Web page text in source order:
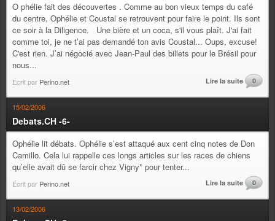
O phélie fait des découvertes . Comme au bon vieux temps du café
du centre, Ophélie et Coustal se retrouvent pour faire le point. Ils sont
ce soir à la Diligence. Une bière et un coca, s'il vous plaît. J'ai fait
comme toi, je ne t’ai pas demandé ton avis Coustal... Oups, excuse!
C'est rien. J’ai négocié avec Jean-Paul des billets pour le Brésil pour
nous...
Écrit par Perino.net Lire la suite 0
15/02/2006
Debats.CH -6-
Ophélie lit débats. Ophélie s’est attaqué aux cent cinq notes de Don
Camillo. Cela lui rappelle ces longs articles sur les races de chiens
qu’elle avait dû se farcir chez Vigny* pour tenter...
Écrit par Perino.net Lire la suite 0
13/02/2006